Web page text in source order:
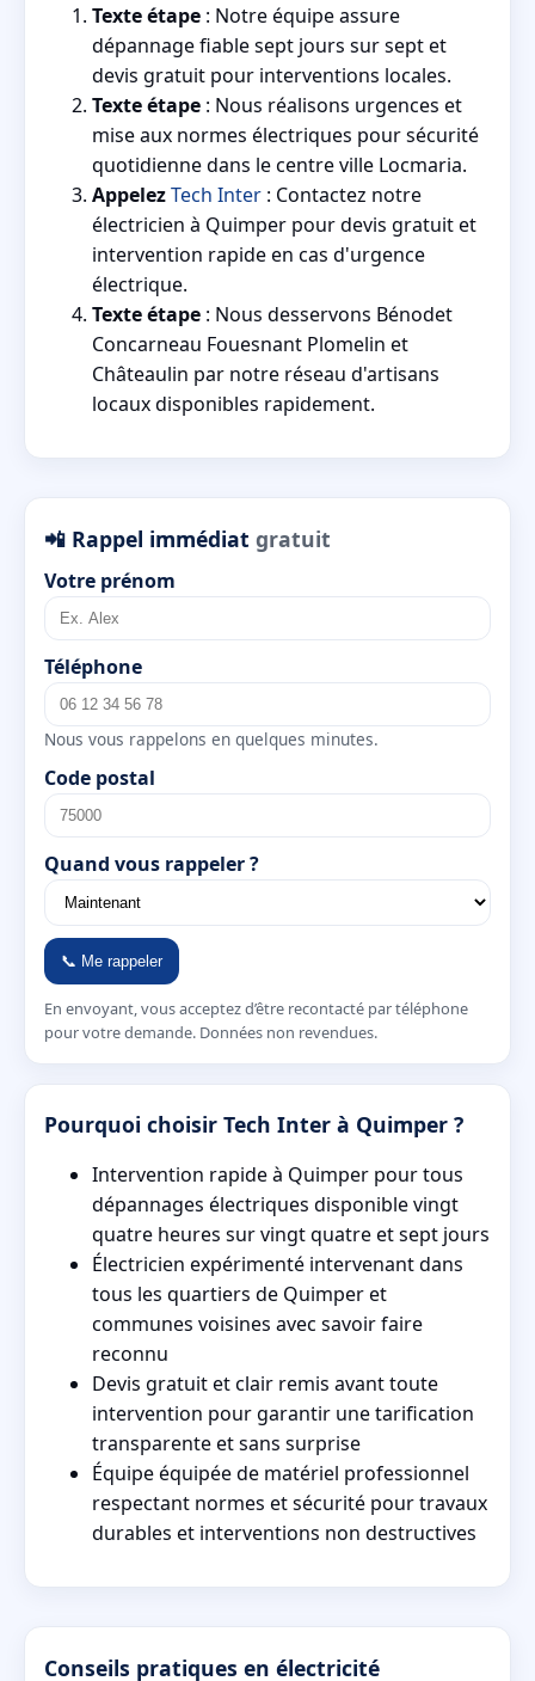
Texte étape : Notre équipe assure
dépannage fiable sept jours sur sept et
devis gratuit pour interventions locales.
Texte étape : Nous réalisons urgences et
mise aux normes électriques pour sécurité
quotidienne dans le centre ville Locmaria.
AppelezTech Inter : Contactez notre
électricien à Quimper pour devis gratuit et
intervention rapide en cas d'urgence
électrique.
Texte étape : Nous desservons Bénodet
Concarneau Fouesnant Plomelin et
Châteaulin par notre réseau d'artisans
locaux disponibles rapidement.
📲 Rappel immédiat gratuit
Votre prénom
Téléphone
Nous vous rappelons en quelques minutes.
Code postal
Quand vous rappeler ?
📞 Me rappeler
En envoyant, vous acceptez d’être recontacté par téléphone
pour votre demande. Données non revendues.
Pourquoi choisir Tech Inter à Quimper ?
Intervention rapide à Quimper pour tous
dépannages électriques disponible vingt
quatre heures sur vingt quatre et sept jours
Électricien expérimenté intervenant dans
tous les quartiers de Quimper et
communes voisines avec savoir faire
reconnu
Devis gratuit et clair remis avant toute
intervention pour garantir une tarification
transparente et sans surprise
Équipe équipée de matériel professionnel
respectant normes et sécurité pour travaux
durables et interventions non destructives
Conseils pratiques en électricité